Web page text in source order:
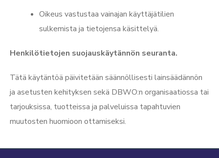
Oikeus vastustaa vainajan käyttäjätilien
sulkemista ja tietojensa käsittelyä.
Henkilötietojen suojauskäytännön seuranta.
Tätä käytäntöä päivitetään säännöllisesti lainsäädännön
ja asetusten kehityksen sekä DBWO:n organisaatiossa tai
tarjouksissa, tuotteissa ja palveluissa tapahtuvien
muutosten huomioon ottamiseksi.